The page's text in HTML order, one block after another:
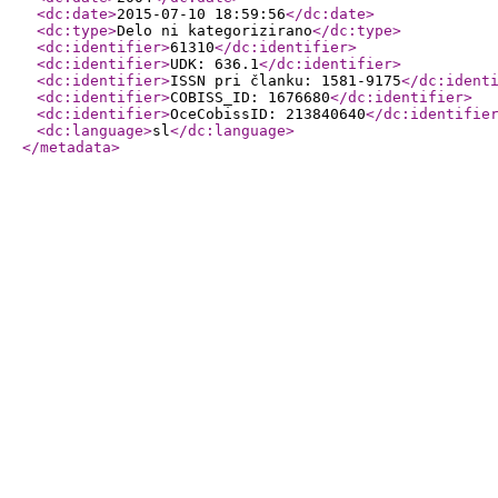
<dc:date>2015-07-10 18:59:56</dc:date>
<dc:type>Delo ni kategorizirano</dc:type>
<dc:identifier>61310</dc:identifier>
<dc:identifier>UDK: 636.1</dc:identifier>
<dc:identifier>ISSN pri članku: 1581-9175</
<dc:identifier>COBISS_ID: 1676680</dc:identifier>
<dc:identifier>OceCobissID: 213840640</dc:identifier
<dc:language>sl</dc:language>
</metadata>